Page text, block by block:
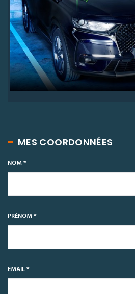
MES COORDONNÉES
NOM *
PRÉNOM *
EMAIL *